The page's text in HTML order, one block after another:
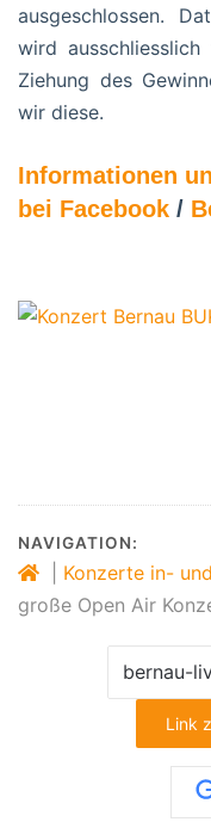
ausgeschlossen.
wird
Ziehung des
wir diese.
Informationen
bei Facebook /
NAVIGATION:
Konzerte in-
große Open Air
Link